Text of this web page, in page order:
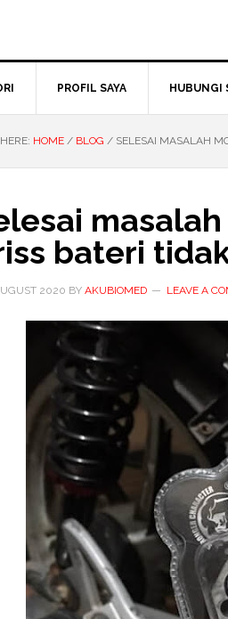
PROFIL SAYA HUBUNGI
HOME / BLOG / SELESAI MASALAH
bateri
2020 BY AKUBIOMED LEAVE A